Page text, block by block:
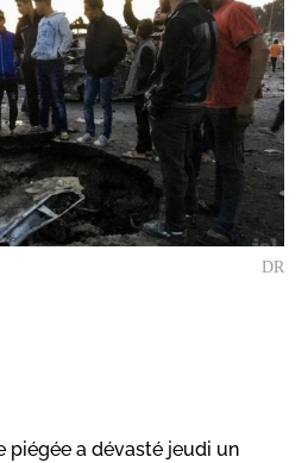
DR
piégée a dévasté jeudi un